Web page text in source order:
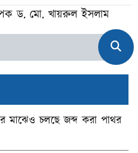
ড. মো. খায়রুল ইসলাম
মাঝেও চলছে জব্দ করা পাথর